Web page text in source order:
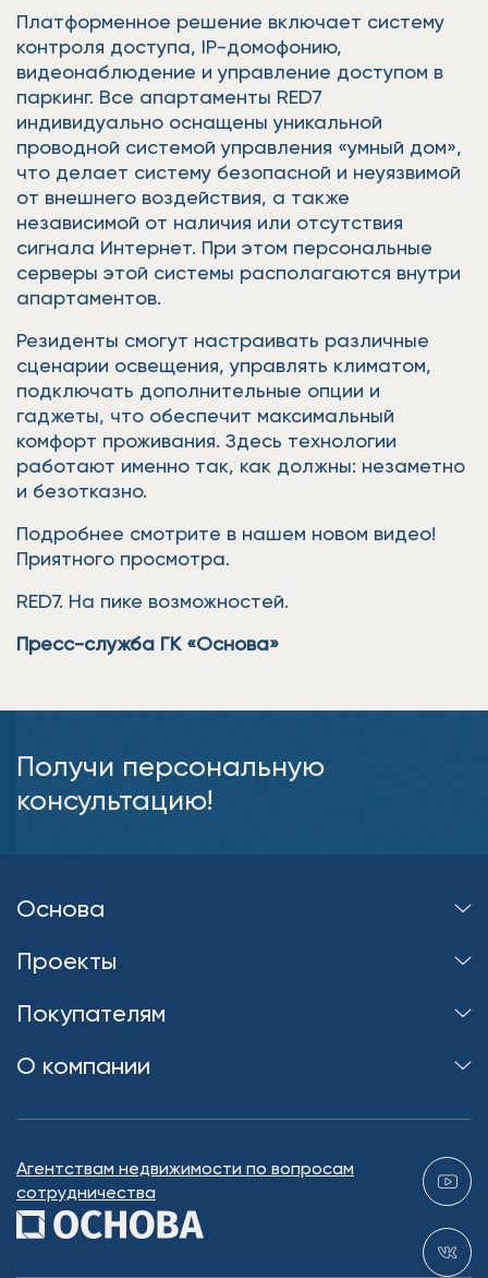
Платформенное решение включает систему
контроля доступа, IP-домофонию,
видеонаблюдение и управление доступом в
паркинг. Все апартаменты RED7
индивидуально оснащены уникальной
проводной системой управления «умный дом»,
что делает систему безопасной и неуязвимой
от внешнего воздействия, а также
независимой от наличия или отсутствия
сигнала Интернет. При этом персональные
серверы этой системы располагаются внутри
апартаментов.
Резиденты смогут настраивать различные
сценарии освещения, управлять климатом,
подключать дополнительные опции и
гаджеты, что обеспечит максимальный
комфорт проживания. Здесь технологии
работают именно так, как должны: незаметно
и безотказно.
Подробнее смотрите в нашем новом видео!
Приятного просмотра.
RED7. На пике возможностей.
Пресс-служба ГК «Основа»
Получи персональную
консультацию!
Основа
Проекты
Покупателям
О компании
Агентствам недвижимости по вопросам
сотрудничества